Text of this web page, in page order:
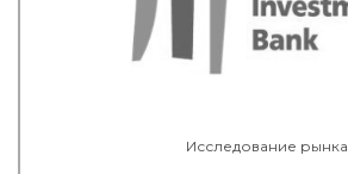
Исследование рынка